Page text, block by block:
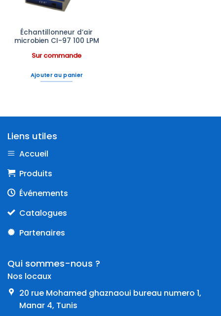
Échantillonneur d’air
microbien CI-97 100 LPM
Sur commande
Ajouter au panier
Liens utiles
Accueil
Produits
Événements
Catalogues
Partenaires
Qui sommes-nous ?
Nos locaux
20 rue Mohamed ghaznaoui bureau numero 1,
Manar 4, Tunis